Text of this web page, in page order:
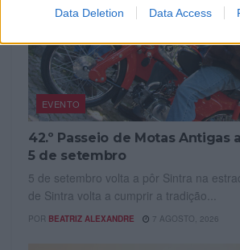
Data Deletion Data Access
EVENTO
42.º Passeio de Motas Antigas
5 de setembro
5 de setembro volta a pôr Sintra na
de Sintra volta a cumprir a tradição...
POR BEATRIZ ALEXANDRE 7 AGOSTO, 2026